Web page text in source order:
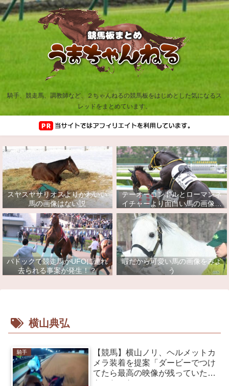
騎手、競走馬、調教師など、２ちゃんねるの競馬板をはじめとした気になるス
レッドをまとめています。
スヤスヤサリオスよりかわいい
馬の画像はない説
テーオーコンドルとローマンネ
イチャーより面白い馬の画像っ
てあるの？
パドックで競走馬がUFOに連れ
去られる事案が発生！？
暇だから可愛い馬の画像をみよ
う
横山典弘
騎手
【競馬】横山ノリ、ヘルメットカ
メラ装着を提案「ダービーでつけ
てたら最高の映像が残っていた。
もったいない」